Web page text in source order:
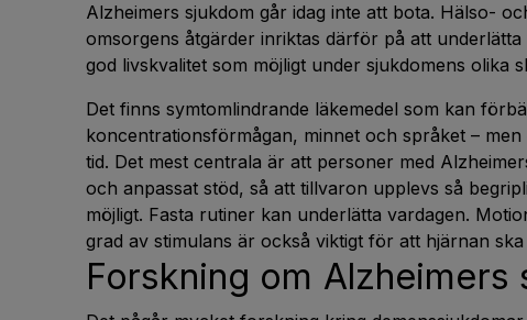
Alzheimers sjukdom går idag inte att bota. Hälso-
omsorgens åtgärder inriktas därför på att
god livskvalitet som möjligt under sjukdomens olika
Det finns symtomlindrande läkemedel som kan
koncentrationsförmågan, minnet och språket –
tid. Det mest centrala är att personer med
och anpassat stöd, så att tillvaron upplevs så
möjligt. Fasta rutiner kan underlätta vardagen.
grad av stimulans är också viktigt för att hjärnan
Forskning om Alzheimers